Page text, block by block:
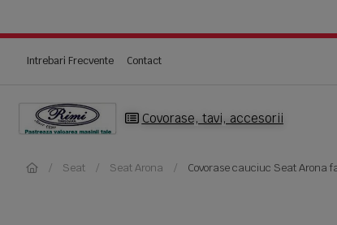
Intrebari Frecvente Contact
Covorase, tavi, accesorii
Seat Seat Arona Covorase cauciuc Seat Arona